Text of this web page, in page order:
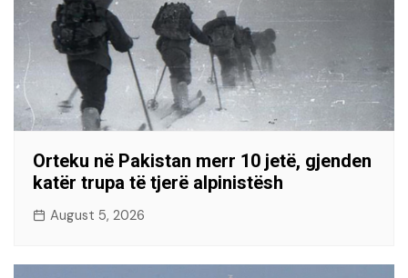
Orteku në Pakistan merr 10 jetë, gjenden
katër trupa të tjerë alpinistësh
August 5, 2026